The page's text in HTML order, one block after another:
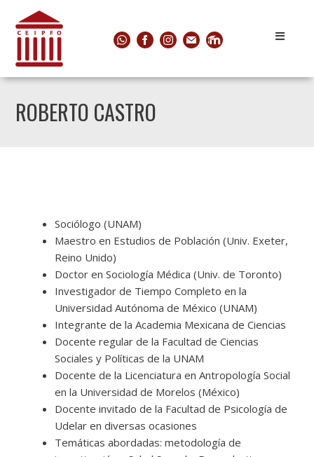
ROBERTO CASTRO
Sociólogo (UNAM)
Maestro en Estudios de Población (Univ. Exeter,
Reino Unido)
Doctor en Sociología Médica (Univ. de Toronto)
Investigador de Tiempo Completo en la
Universidad Autónoma de México (UNAM)
Integrante de la Academia Mexicana de Ciencias
Docente regular de la Facultad de Ciencias
Sociales y Políticas de la UNAM
Docente de la Licenciatura en Antropología Social
en la Universidad de Morelos (México)
Docente invitado de la Facultad de Psicología de
Udelar en diversas ocasiones
Temáticas abordadas: metodología de